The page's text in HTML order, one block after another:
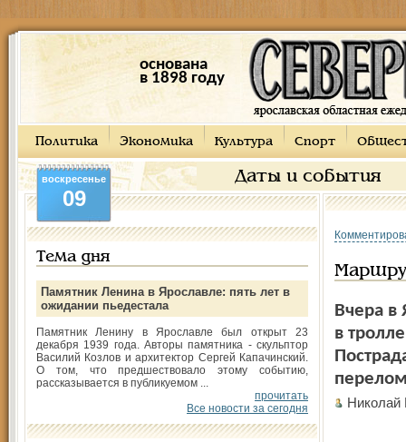
основана
в 1898 году
Политика Экономика Культура Спорт
Даты и события
воскресенье
09
Тема дня
Памятник Ленина в Ярославле: пять лет в
ожидании пьедестала
Памятник Ленину в Ярославле был открыт 23
декабря 1939 года. Авторы памятника - скульптор
Василий Козлов и архитектор Сергей Капачинский.
О том, что предшествовало этому событию,
рассказывается в публикуемом ...
прочитать
Все новости за сегодня
Вчера в
в